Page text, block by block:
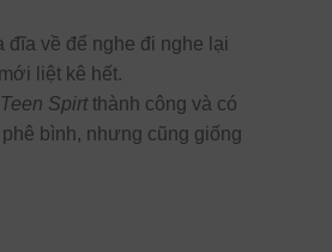
về để nghe đi nghe lại
liệt kê hết.
Spirtthành công và có
bình, nhưng cũng giống